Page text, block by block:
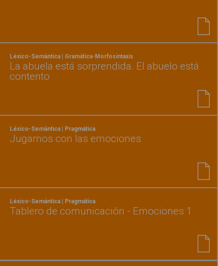
Léxico-Semántica | Gramática-Morfosintaxis
La abuela está sorprendida. El abuelo está
contento
Léxico-Semántica | Pragmática
Jugamos con las emociones
Léxico-Semántica | Pragmática
Tablero de comunicación - Emociones 1